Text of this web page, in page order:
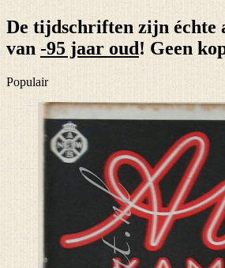
De tijdschriften zijn échte
van -95 jaar oud ! Geen
Populair